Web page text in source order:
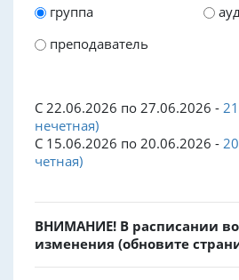
группа
преподаватель
С 22.06.2026 по 27.06.2026 -
нечетная)
С 15.06.2026 по 20.06.2026 -
четная)
ВНИМАНИЕ! В расписании
изменения (обновите